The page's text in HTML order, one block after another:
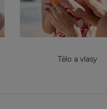
Tělo a vlasy